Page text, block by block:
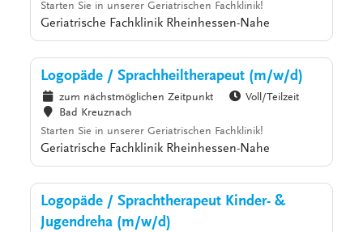
Starten Sie in unserer Geriatrischen Fachklinik!
Geriatrische Fachklinik Rheinhessen-Nahe
Logopäde / Sprachheiltherapeut (m/w/d)
zum nächstmöglichen Zeitpunkt
Voll/Teilzeit
Bad Kreuznach
Starten Sie in unserer Geriatrischen Fachklinik!
Geriatrische Fachklinik Rheinhessen-Nahe
Logopäde / Sprachtherapeut Kinder- &
Jugendreha (m/w/d)